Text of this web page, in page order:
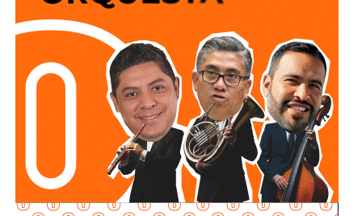
“Ordené una investigación profunda. Yo en eso no
escatimo, que se revise bien”
, declaró.
Galindo Ceballos explicó que las patrullas de la
corporación cuentan con sistemas de geolocalización
(GPS) y cámaras de videovigilancia, herramientas que
permitirán reconstruir lo ocurrido y determinar si existió
alguna irregularidad por parte de los agentes involucrados.
Afortunadamente las patrullas traen GPS, traen
cinco cámaras, vamos a poder tener mucha